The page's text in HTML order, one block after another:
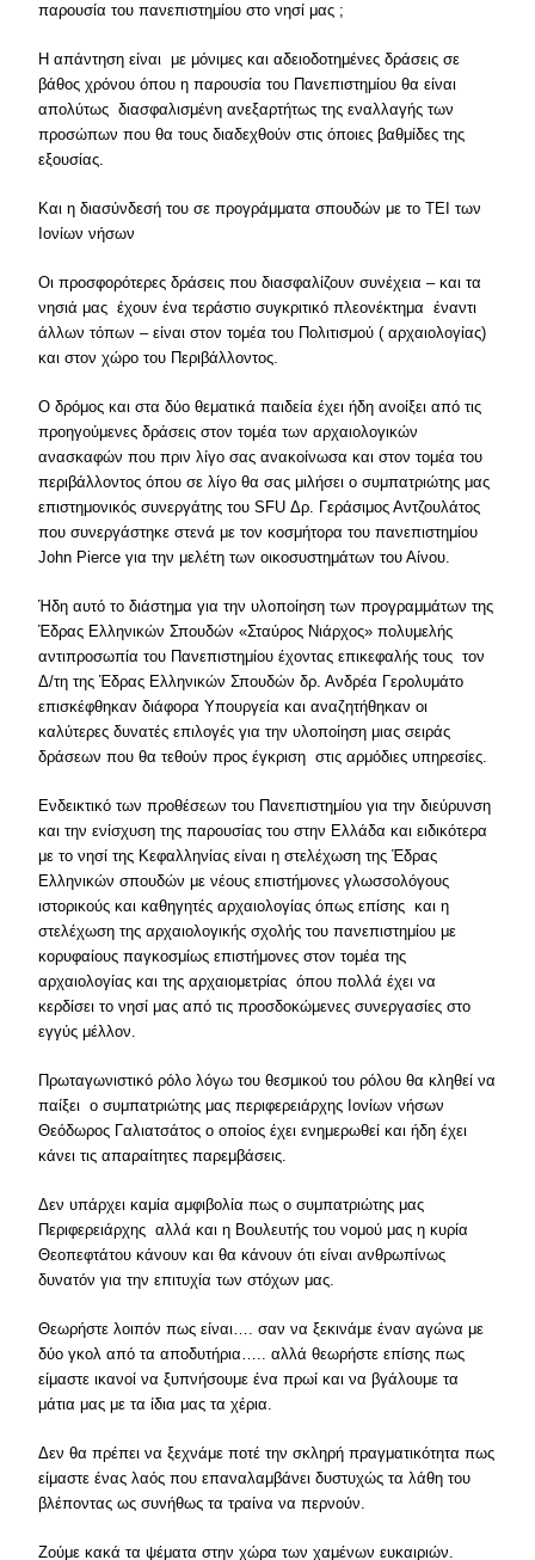
παρουσία του πανεπιστημίου στο νησί μας ;
Η απάντηση είναι με μόνιμες και αδειοδοτημένες δράσεις σε
βάθος χρόνου όπου η παρουσία του Πανεπιστημίου θα είναι
απολύτως διασφαλισμένη ανεξαρτήτως της εναλλαγής των
προσώπων που θα τους διαδεχθούν στις όποιες βαθμίδες της
εξουσίας.
Και η διασύνδεσή του σε προγράμματα σπουδών με το ΤΕΙ των
Ιονίων νήσων
Οι προσφορότερες δράσεις που διασφαλίζουν συνέχεια – και τα
νησιά μας έχουν ένα τεράστιο συγκριτικό πλεονέκτημα έναντι
άλλων τόπων – είναι στον τομέα του Πολιτισμού ( αρχαιολογίας)
και στον χώρο του Περιβάλλοντος.
Ο δρόμος και στα δύο θεματικά παιδεία έχει ήδη ανοίξει από τις
προηγούμενες δράσεις στον τομέα των αρχαιολογικών
ανασκαφών που πριν λίγο σας ανακοίνωσα και στον τομέα του
περιβάλλοντος όπου σε λίγο θα σας μιλήσει ο συμπατριώτης μας
επιστημονικός συνεργάτης του SFU Δρ. Γεράσιμος Αντζουλάτος
που συνεργάστηκε στενά με τον κοσμήτορα του πανεπιστημίου
John Pierce για την μελέτη των οικοσυστημάτων του Αίνου.
Ήδη αυτό το διάστημα για την υλοποίηση των προγραμμάτων της
Έδρας Ελληνικών Σπουδών «Σταύρος Νιάρχος» πολυμελής
αντιπροσωπία του Πανεπιστημίου έχοντας επικεφαλής τους τον
Δ/τη της Έδρας Ελληνικών Σπουδών δρ. Ανδρέα Γερολυμάτο
επισκέφθηκαν διάφορα Υπουργεία και αναζητήθηκαν οι
καλύτερες δυνατές επιλογές για την υλοποίηση μιας σειράς
δράσεων που θα τεθούν προς έγκριση στις αρμόδιες υπηρεσίες.
Ενδεικτικό των προθέσεων του Πανεπιστημίου για την διεύρυνση
και την ενίσχυση της παρουσίας του στην Ελλάδα και ειδικότερα
με το νησί της Κεφαλληνίας είναι η στελέχωση της Έδρας
Ελληνικών σπουδών με νέους επιστήμονες γλωσσολόγους
ιστορικούς και καθηγητές αρχαιολογίας όπως επίσης και η
στελέχωση της αρχαιολογικής σχολής του πανεπιστημίου με
κορυφαίους παγκοσμίως επιστήμονες στον τομέα της
αρχαιολογίας και της αρχαιομετρίας όπου πολλά έχει να
κερδίσει το νησί μας από τις προσδοκώμενες συνεργασίες στο
εγγύς μέλλον.
Πρωταγωνιστικό ρόλο λόγω του θεσμικού του ρόλου θα κληθεί να
παίξει ο συμπατριώτης μας περιφερειάρχης Ιονίων νήσων
Θεόδωρος Γαλιατσάτος ο οποίος έχει ενημερωθεί και ήδη έχει
κάνει τις απαραίτητες παρεμβάσεις.
Δεν υπάρχει καμία αμφιβολία πως ο συμπατριώτης μας
Περιφερειάρχης αλλά και η Βουλευτής του νομού μας η κυρία
Θεοπεφτάτου κάνουν και θα κάνουν ότι είναι ανθρωπίνως
δυνατόν για την επιτυχία των στόχων μας.
Θεωρήστε λοιπόν πως είναι…. σαν να ξεκινάμε έναν αγώνα με
δύο γκολ από τα αποδυτήρια….. αλλά θεωρήστε επίσης πως
είμαστε ικανοί να ξυπνήσουμε ένα πρωί και να βγάλουμε τα
μάτια μας με τα ίδια μας τα χέρια.
Δεν θα πρέπει να ξεχνάμε ποτέ την σκληρή πραγματικότητα πως
είμαστε ένας λαός που επαναλαμβάνει δυστυχώς τα λάθη του
βλέποντας ως συνήθως τα τραίνα να περνούν.
Ζούμε κακά τα ψέματα στην χώρα των χαμένων ευκαιριών.